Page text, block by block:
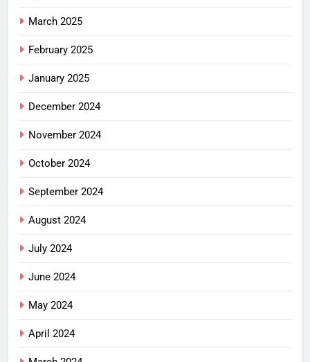
March 2025
February 2025
January 2025
December 2024
November 2024
October 2024
September 2024
August 2024
July 2024
June 2024
May 2024
April 2024